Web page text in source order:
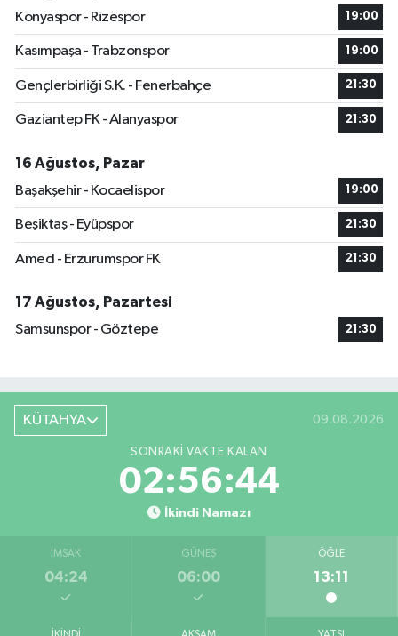
Konyaspor - Rizespor
19:00
Kasımpaşa - Trabzonspor 19:00
Gençlerbirliği S.K. - Fenerbahçe 21:30
Gaziantep FK - Alanyaspor 21:30
16 Ağustos, Pazar
Başakşehir - Kocaelispor
19:00
Beşiktaş - Eyüpspor 21:30
Amed - Erzurumspor FK 21:30
17 Ağustos, Pazartesi
Samsunspor - Göztepe
21:30
KÜTAHYA 09.08.2026
SONRAKI VAKTE KALAN
02:56:43
İkindi Namazı
İMSAK
04:24
GÜNEŞ
06:00
ÖĞLE
13:11